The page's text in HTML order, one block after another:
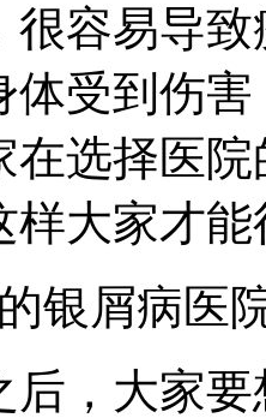
很容易导
体受到伤
在选择医
样大家才
银屑病医
后，大家